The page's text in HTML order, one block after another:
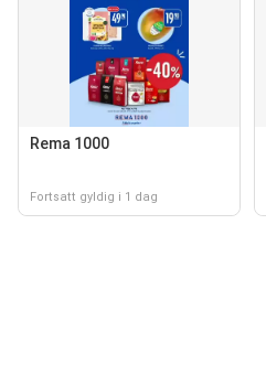
Rema 1000
Fortsatt gyldig i 1 dag